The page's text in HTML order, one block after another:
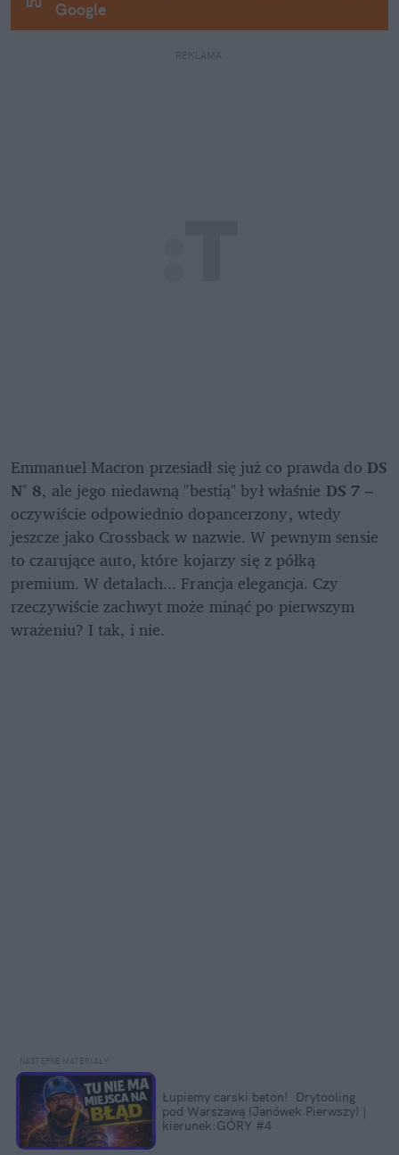
Google
REKLAMA
Emmanuel Macron przesiadł się już co prawda do DS
N° 8, ale jego niedawną "bestią" był właśnie DS 7 –
oczywiście odpowiednio dopancerzony, wtedy
jeszcze jako Crossback w nazwie. W pewnym sensie
to czarujące auto, które kojarzy się z półką
premium. W detalach... Francja elegancja. Czy
rzeczywiście zachwyt może minąć po pierwszym
wrażeniu? I tak, i nie.
Łupiemy carski beton!  Drytooling
pod Warszawą (Janówek Pierwszy) |
kierunek:GÓRY #4